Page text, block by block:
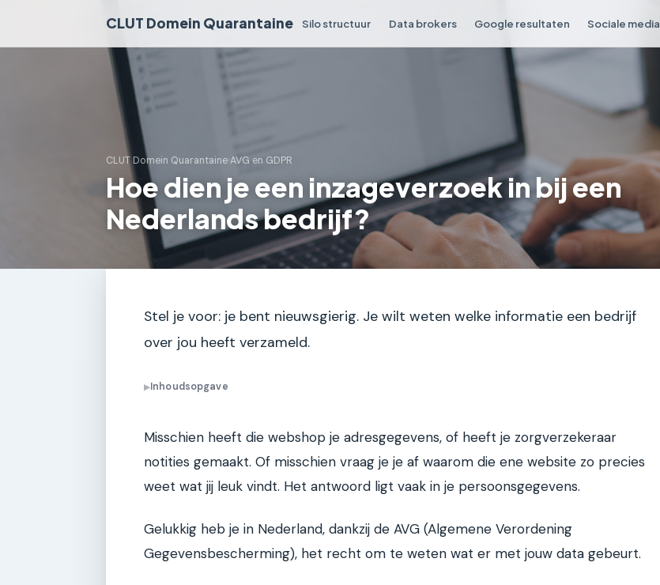
CLUT Domein Quarantaine Silo structuur Data brokers Google resultaten Sociale media
CLUT Domein Quarantaine›AVG en GDPR
Hoe dien je een inzageverzoek in bij een
Nederlands bedrijf?
Stel je voor: je bent nieuwsgierig. Je wilt weten welke informatie een bedrijf
over jou heeft verzameld.
▶Inhoudsopgave
Misschien heeft die webshop je adresgegevens, of heeft je zorgverzekeraar
notities gemaakt. Of misschien vraag je je af waarom die ene website zo precies
weet wat jij leuk vindt. Het antwoord ligt vaak in je persoonsgegevens.
Gelukkig heb je in Nederland, dankzij de AVG (Algemene Verordening
Gegevensbescherming), het recht om te weten wat er met jouw data gebeurt.